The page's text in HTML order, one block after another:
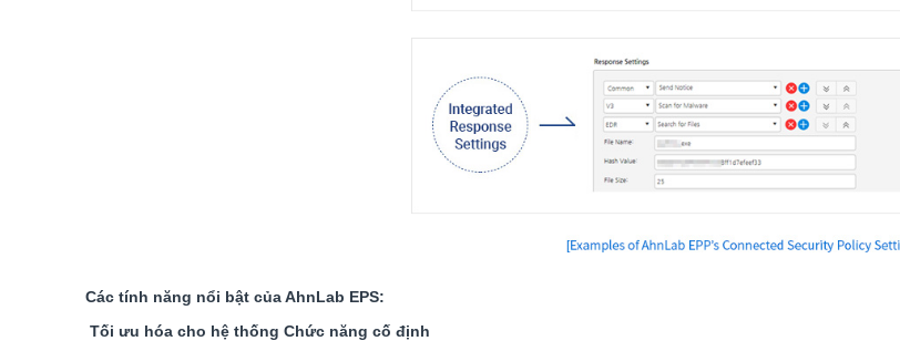
Các tính năng nổi bật của AhnLab EPS:
Tối ưu hóa cho hệ thống Chức năng cố định